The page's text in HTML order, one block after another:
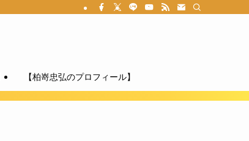
【柏嵜忠弘のプロフィール】